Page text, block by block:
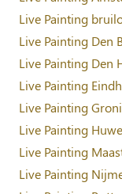
Live Painting
Live Painting Den
Live Painting Den
Live Painting
Live Painting
Live Painting
Live Painting
Live Painting